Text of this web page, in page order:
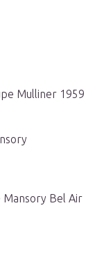
Mulliner 1959
Mansory Bel Air